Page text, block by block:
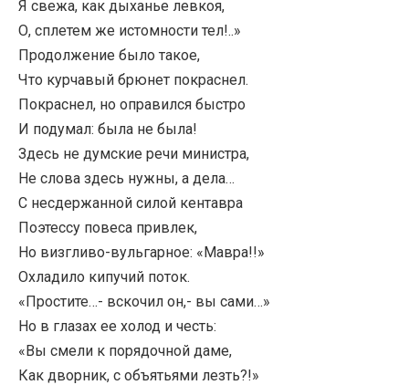
Я свежа, как дыханье левкоя,
О, сплетем же истомности тел!..»
Продолжение было такое,
Что курчавый брюнет покраснел.
Покраснел, но оправился быстро
И подумал: была не была!
Здесь не думские речи министра,
Не слова здесь нужны, а дела…
С несдержанной силой кентавра
Поэтессу повеса привлек,
Но визгливо-вульгарное: «Мавра!!»
Охладило кипучий поток.
«Простите…- вскочил он,- вы сами…»
Но в глазах ее холод и честь:
«Вы смели к порядочной даме,
Как дворник, с объятьями лезть?!»